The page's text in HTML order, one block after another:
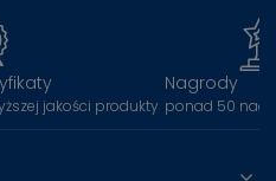
jakości produkty
Nagrody
ponad 50